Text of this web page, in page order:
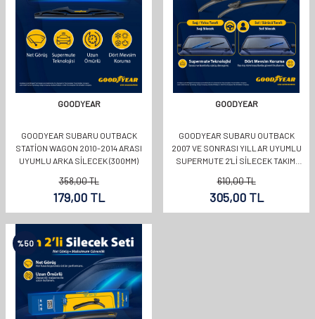
GOODYEAR
GOODYEAR SUBARU OUTBACK
STATION WAGON 2010-2014 ARASI
UYUMLU ARKA SILECEK (300MM)
358,00TL
179,00 TL
GOODYEAR
GOODYEAR SUBARU OUTBACK
2007 VE SONRASI YILLAR UYUMLU
SUPERMUTE 2'LI SILECEK TAKIMI
610,00TL
305,00TL
%50